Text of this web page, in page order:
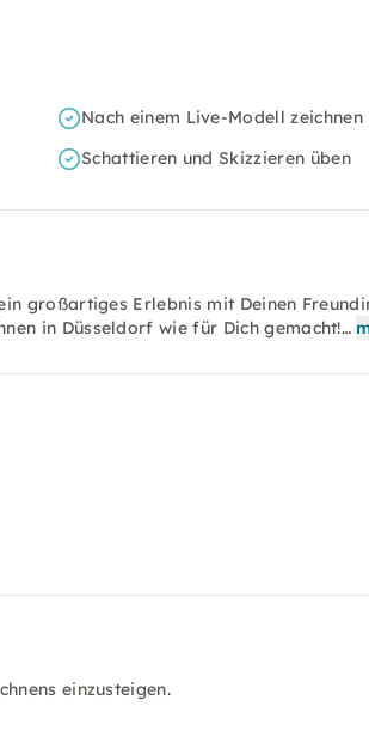
Nach einem Live-Modell zeichnen
Schattieren und Skizzieren üben
großartiges Erlebnis mit Deinen
in Düsseldorf wie für Dich gemacht!…
einzusteigen.